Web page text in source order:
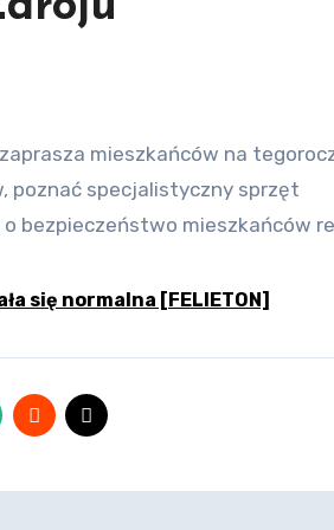
poznać specjalistyczny sprzęt
bezpieczeństwo mieszkańców
się normalna [FELIETON]